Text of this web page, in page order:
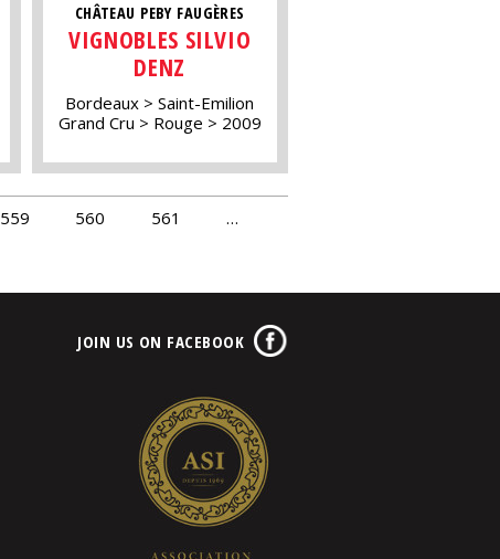
CHÂTEAU PEBY FAUGÈRES
VIGNOBLES SILVIO
DENZ
Bordeaux
Saint-Emilion
Grand Cru
Rouge 2009
559 560 561
…
JOIN US ON FACEBOOK